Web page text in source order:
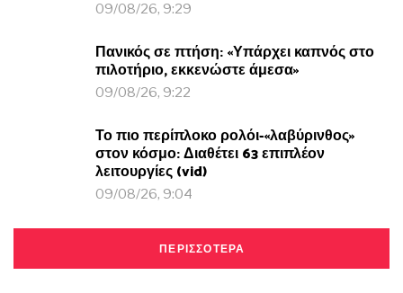
09/08/26, 9:29
Πανικός σε πτήση: «Υπάρχει καπνός στο
πιλοτήριο, εκκενώστε άμεσα»
09/08/26, 9:22
Το πιο περίπλοκο ρολόι-«λαβύρινθος»
στον κόσμο: Διαθέτει 63 επιπλέον
λειτουργίες (vid)
09/08/26, 9:04
ΠΕΡΙΣΣΟΤΕΡΑ